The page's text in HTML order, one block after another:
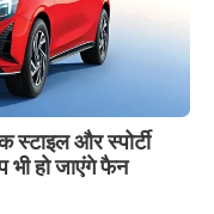
और स्पोर्टी
हो जाएंगे फैन